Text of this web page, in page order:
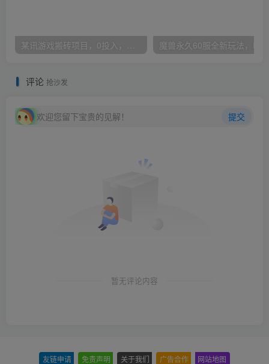
某讯游戏搬砖项目，0投入，可以挂机，轻松上手,月入3000+上不封顶
评论 抢沙发
欢迎您留下宝贵的见解！ 提交
暂无评论内容
友链申请 免责声明 关于我们 广告合作 网站地图